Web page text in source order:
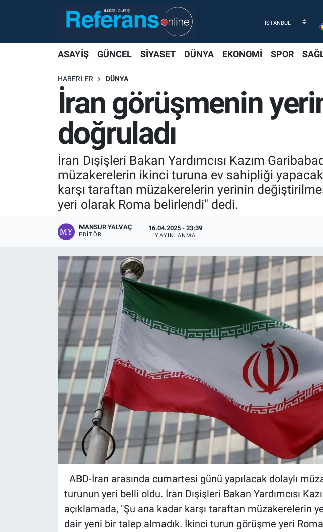
ASAYİŞ GÜNCEL SİYASET DÜNYA EKONOMİ SPOR
HABERLER DÜNYA
İran görüşmenin
doğruladı
İran Dışişleri Bakan Yardımcısı Kazım
müzakerelerin ikinci turuna ev sahipliği
karşı taraftan müzakerelerin yerinin
yeri olarak Roma belirlendi" dedi.
MANSUR YALVAÇ
EDITÖR
16.04.2025 - 23:39
YAYINLANMA
ABD-İran arasında cumartesi günü yapılacak dolaylı
turunun yeri belli oldu. İran Dışişleri Bakan Yardımcısı
açıklamada, "Şu ana kadar karşı taraftan müzakerelerin
dair yeni bir talep almadık. İkinci turun görüşme yeri